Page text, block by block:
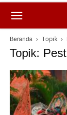
Beranda Topik
Topik: